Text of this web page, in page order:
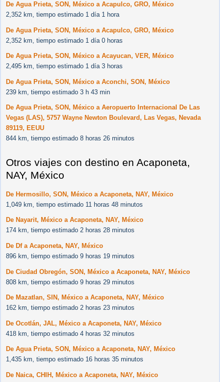
De Agua Prieta, SON, México a Acapulco, GRO, México
2,352 km, tiempo estimado 1 día 1 hora
De Agua Prieta, SON, México a Acapulco, GRO, México
2,352 km, tiempo estimado 1 día 0 horas
De Agua Prieta, SON, México a Acayucan, VER, México
2,495 km, tiempo estimado 1 día 3 horas
De Agua Prieta, SON, México a Aconchi, SON, México
239 km, tiempo estimado 3 h 43 min
De Agua Prieta, SON, México a Aeropuerto Internacional De Las
Vegas (LAS), 5757 Wayne Newton Boulevard, Las Vegas, Nevada
89119, EEUU
844 km, tiempo estimado 8 horas 26 minutos
Otros viajes con destino en Acaponeta,
NAY, México
De Hermosillo, SON, México a Acaponeta, NAY, México
1,049 km, tiempo estimado 11 horas 48 minutos
De Nayarit, México a Acaponeta, NAY, México
174 km, tiempo estimado 2 horas 28 minutos
De Df a Acaponeta, NAY, México
896 km, tiempo estimado 9 horas 19 minutos
De Ciudad Obregón, SON, México a Acaponeta, NAY, México
808 km, tiempo estimado 9 horas 29 minutos
De Mazatlan, SIN, México a Acaponeta, NAY, México
162 km, tiempo estimado 2 horas 23 minutos
De Ocotlán, JAL, México a Acaponeta, NAY, México
418 km, tiempo estimado 4 horas 32 minutos
De Agua Prieta, SON, México a Acaponeta, NAY, México
1,435 km, tiempo estimado 16 horas 35 minutos
De Naica, CHIH, México a Acaponeta, NAY, México